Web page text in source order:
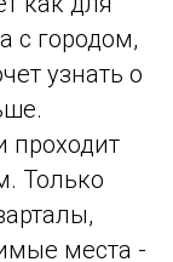
с городом,
узнать о
проходит
Только
места -